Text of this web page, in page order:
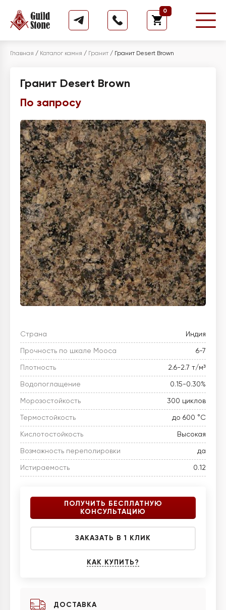
0
Главная / Каталог камня / Гранит / Гранит Desert Brown
Гранит Desert Brown
По запросу
Страна Индия
Прочность по шкале Мооса 6-7
Плотность 2.6-2.7 т/м³
Водопоглащение 0.15-0.30%
Морозостойкость 300 циклов
Термостойкость до 600 °C
Кислотостойкость Высокая
Возможность переполировки да
Истираемость 0.12
ПОЛУЧИТЬ БЕСПЛАТНУЮ
КОНСУЛЬТАЦИЮ
ЗАКАЗАТЬ В 1 КЛИК
КАК КУПИТЬ?
ДОСТАВКА